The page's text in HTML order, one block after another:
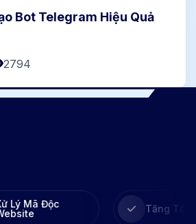
Bot Telegram Hiệu Quả
2794
Độc
Tăng Tốc Website